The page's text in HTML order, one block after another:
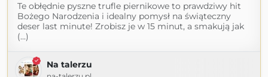
Te obłędnie pyszne trufle piernikowe to prawdziwy hit
Bożego Narodzenia i idealny pomysł na świąteczny
deser last minute! Zrobisz je w 15 minut, a smakują jak
(...)
Na talerzu